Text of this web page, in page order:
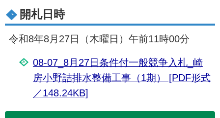
開札日時
令和8年8月27日（木曜日）午前11時00分
08-07_8月27日条件付一般競争入札_崎
房小野詰排水整備工事（1期） [PDF形式
／148.24KB]